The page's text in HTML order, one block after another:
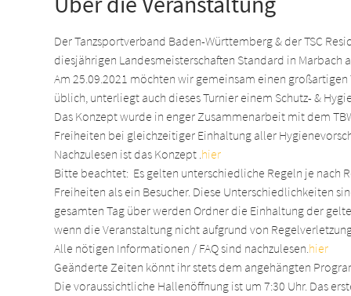
Der Tanzsportverband Baden-Württemberg & der TSC
diesjährigen Landesmeisterschaften Standard in Marbach
Am 25.09.2021 möchten wir gemeinsam einen
üblich, unterliegt auch dieses Turnier einem Schutz- &
Das Konzept wurde in enger Zusammenarbeit mit dem
Freiheiten bei gleichzeitiger Einhaltung aller
Nachzulesen ist das Konzept .hier
Bitte beachtet:  Es gelten unterschiedliche Regeln je
Freiheiten als ein Besucher. Diese Unterschiedlichkeiten
gesamten Tag über werden Ordner die Einhaltung der
wenn die Veranstaltung nicht aufgrund von
Alle nötigen Informationen / FAQ sind nachzulesen.hier
Geänderte Zeiten könnt ihr stets dem angehängten
Die voraussichtliche Hallenöffnung ist um 7:30 Uhr. Das